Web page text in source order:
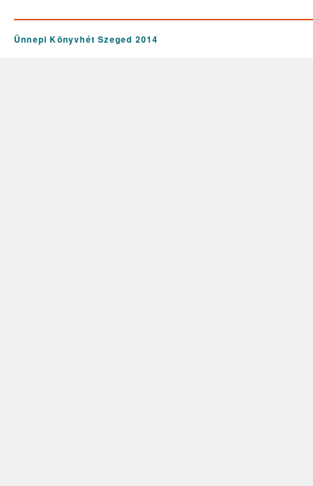
Ünnepi Könyvhét Szeged 2014